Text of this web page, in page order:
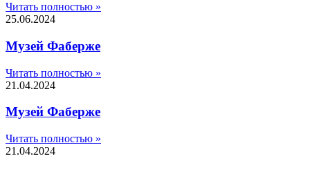
Читать полностью »
25.06.2024
Музей Фаберже
Читать полностью »
21.04.2024
Музей Фаберже
Читать полностью »
21.04.2024